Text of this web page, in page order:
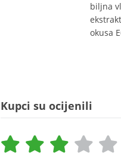
biljna
okusa
Kupci su ocijenili